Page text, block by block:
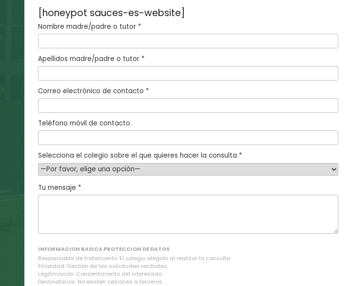
[honeypot sauces-es-website]
Nombre madre/padre o tutor *
Apellidos madre/padre o tutor *
Correo electrónico de contacto *
Teléfono móvil de contacto
Selecciona el colegio sobre el que quieres hacer la consulta *
Tu mensaje *
INFORMACION BASICA PROTECCION DE DATOS
Responsable de tratamiento: El colegio elegido al realizar la consulta.
Finalidad: Gestión de las solicitudes recibidas.
Legitimación: Consentimiento del interesado.
Destinatarios: No existen cesiones a terceros.